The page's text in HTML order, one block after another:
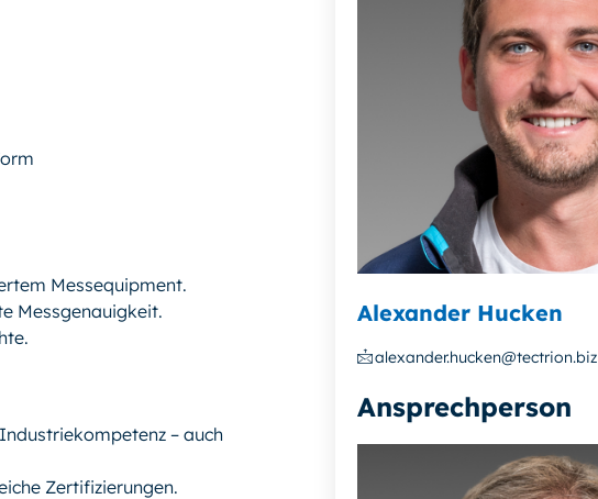
Messequipment.
Messgenauigkeit.
– auch
Zertifizierungen.
Alexander Hucken
alexander.hucken@tectrion.biz
Ansprechperson